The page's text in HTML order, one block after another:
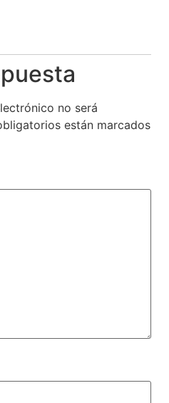
no será
están marcados